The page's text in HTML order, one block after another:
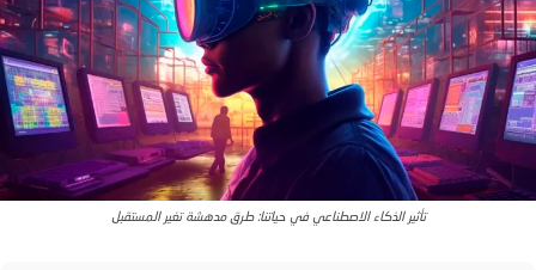
تأثير الذكاء الاصطناعي في حياتنا: طرق مدهشة تغير المستقبل